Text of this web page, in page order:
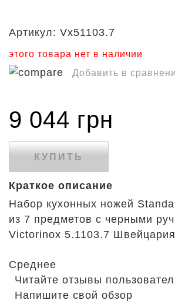
Артикул: Vx51103.7
этого товара нет в наличии
Добавить в
9 044 грн
КУПИТЬ
Краткое описание
Набор кухонных ножей
из 7 предметов с черными
Victorinox 5.1103.7 Швейцария
Среднее
Читайте отзывы
Напишите свой обзор